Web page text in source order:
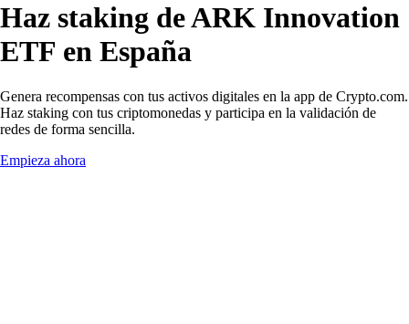
Haz staking de ARK Innovation
ETF en España
Genera recompensas con tus activos digitales en la app de Crypto.com.
Haz staking con tus criptomonedas y participa en la validación de
redes de forma sencilla.
Empieza ahora